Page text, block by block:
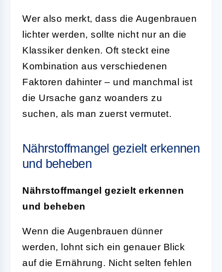
Wer also merkt, dass die Augenbrauen
lichter werden, sollte nicht nur an die
Klassiker denken. Oft steckt eine
Kombination aus verschiedenen
Faktoren dahinter – und manchmal ist
die Ursache ganz woanders zu
suchen, als man zuerst vermutet.
Nährstoffmangel gezielt erkennen
und beheben
Nährstoffmangel gezielt erkennen
und beheben
Wenn die Augenbrauen dünner
werden, lohnt sich ein genauer Blick
auf die Ernährung. Nicht selten fehlen